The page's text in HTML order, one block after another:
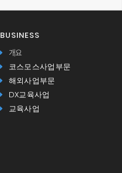
BUSINESS
개요
코스모스사업부문
해외사업부문
DX교육사업
교육사업